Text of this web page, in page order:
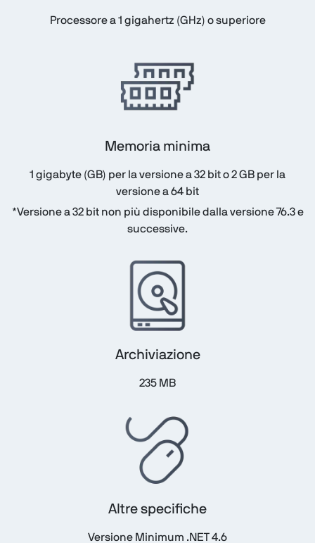
Processore a 1 gigahertz (GHz) o superiore
Memoria minima
1 gigabyte (GB) per la versione a 32 bit o 2 GB per la
versione a 64 bit
*Versione a 32 bit non più disponibile dalla versione 76.3 e
successive.
Archiviazione
235 MB
Altre specifiche
Versione Minimum .NET 4.6